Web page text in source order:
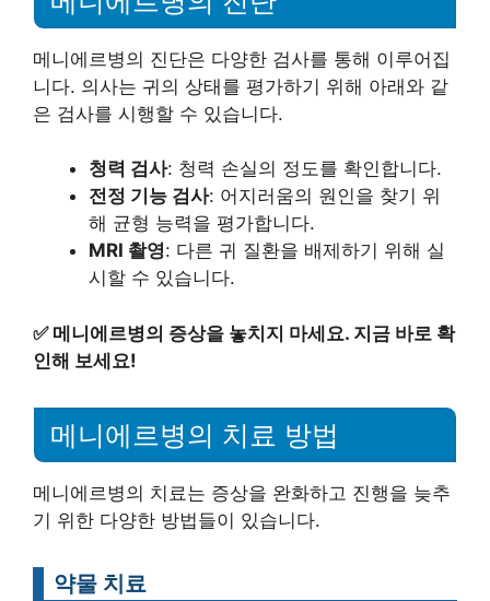
메니에르병의 진단은 다양한 검사를 통해 이루어집
니다. 의사는 귀의 상태를 평가하기 위해 아래와 같
은 검사를 시행할 수 있습니다.
청력 검사: 청력 손실의 정도를 확인합니다.
전정 기능 검사: 어지러움의 원인을 찾기 위
해 균형 능력을 평가합니다.
MRI 촬영: 다른 귀 질환을 배제하기 위해 실
시할 수 있습니다.
✅ 메니에르병의 증상을 놓치지 마세요. 지금 바로 확
인해 보세요!
메니에르병의 치료 방법
메니에르병의 치료는 증상을 완화하고 진행을 늦추
기 위한 다양한 방법들이 있습니다.
약물 치료